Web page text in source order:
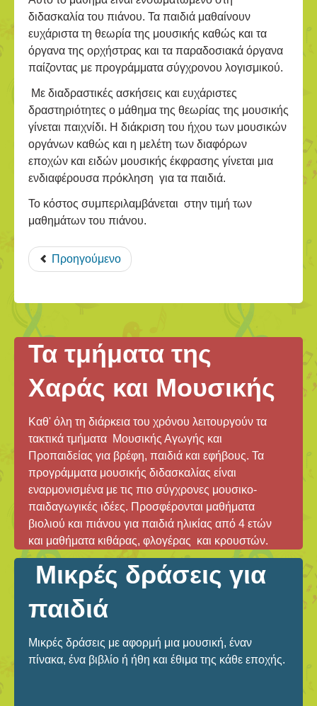
διδασκαλία του πιάνου. Τα παιδιά μαθαίνουν
ευχάριστα τη θεωρία της μουσικής καθώς και τα
όργανα της ορχήστρας και τα παραδοσιακά όργανα
παίζοντας με προγράμματα σύγχρονου λογισμικού.
Με διαδραστικές ασκήσεις και ευχάριστες
δραστηριότητες ο μάθημα της θεωρίας της μουσικής
γίνεται παιχνίδι. Η διάκριση του ήχου των μουσικών
οργάνων καθώς και η μελέτη των διαφόρων
εποχών και ειδών μουσικής έκφρασης γίνεται μια
ενδιαφέρουσα πρόκληση για τα παιδιά.
Το κόστος συμπεριλαμβάνεται στην τιμή των
μαθημάτων του πιάνου.
Προηγούμενο
Τα τμήματα της
Χαράς και Μουσικής
Καθ' όλη τη διάρκεια του χρόνου λειτουργούν τα
τακτικά τμήματα Μουσικής Αγωγής και
Προπαιδείας για βρέφη, παιδιά και εφήβους. Τα
προγράμματα μουσικής διδασκαλίας είναι
εναρμονισμένα με τις πιο σύγχρονες μουσικο-
παιδαγωγικές ιδέες. Προσφέρονται μαθήματα
βιολιού και πιάνου για παιδιά ηλικίας από 4 ετών
και μαθήματα κιθάρας, φλογέρας και κρουστών.
Μικρές δράσεις για
παιδιά
Μικρές δράσεις με αφορμή μια μουσική, έναν
πίνακα, ένα βιβλίο ή ήθη και έθιμα της κάθε εποχής.